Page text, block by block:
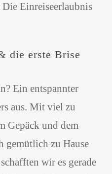
Einreiseerlaubnis
die erste Brise
Ein entspannter
aus. Mit viel zu
Gepäck und dem
gemütlich zu Hause
wir es gerade